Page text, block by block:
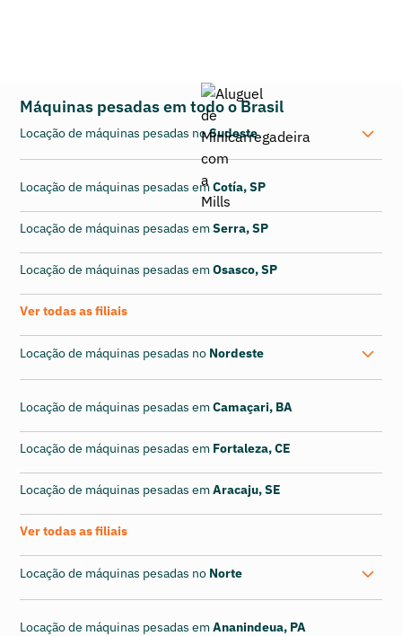
Máquinas pesadas em todo o Brasil
Locação de máquinas pesadas noSudeste
Locação de máquinas pesadas emCotía, SP
Locação de máquinas pesadas emSerra, SP
Locação de máquinas pesadas emOsasco, SP
Ver todas as filiais
Locação de máquinas pesadas no Nordeste
Locação de máquinas pesadas emCamaçari, BA
Locação de máquinas pesadas em Fortaleza, CE
Locação de máquinas pesadas emAracaju, SE
Ver todas as filiais
Locação de máquinas pesadas no Norte
Locação de máquinas pesadas emAnanindeua, PA